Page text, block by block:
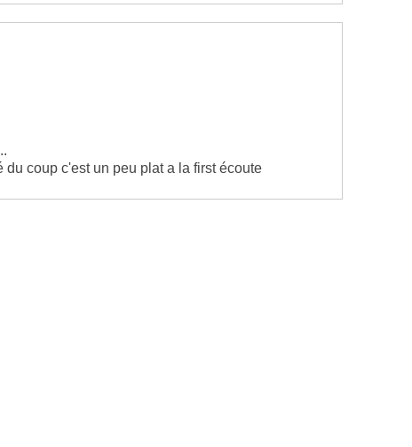
coup c'est un peu plat a la first écoute